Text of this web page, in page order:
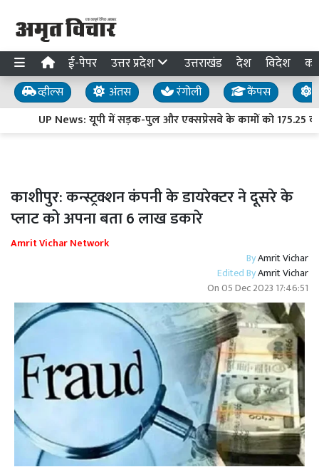
ई-पेपर उत्तर प्रदेश उत्तराखंड देश विदेश
व्हील्स अंतस रंगोली कैंपस
UP News: यूपी में सड़क-पुल और एक्सप्रेसवे के कामों को 175.25
काशीपुर: कन्स्ट्रक्शन कंपनी के डायरेक्टर ने दूसरे के
प्लाट को अपना बता 6 लाख डकारे
Amrit Vichar Network
ByAmrit Vichar
Edited ByAmrit Vichar
On05 Dec 2023 17:46:51